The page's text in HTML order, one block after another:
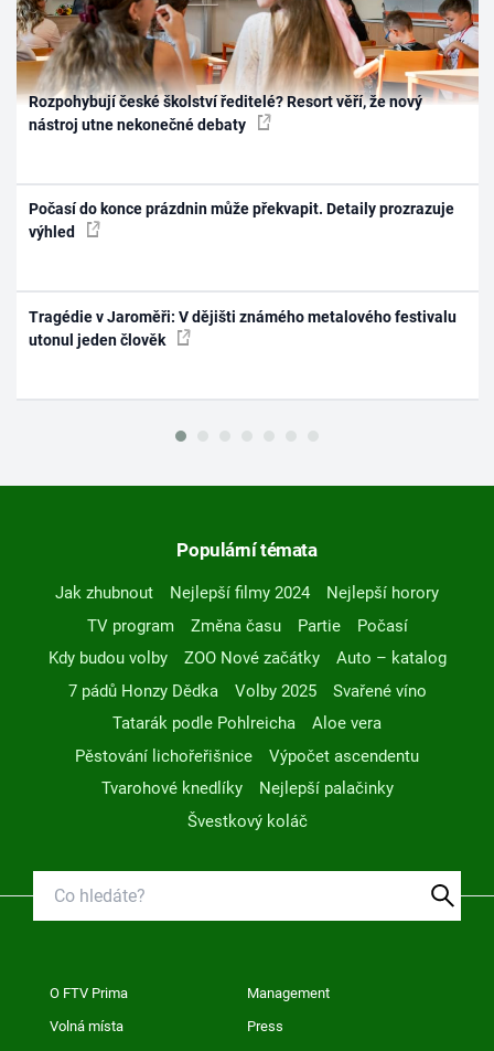
Rozpohybují české školství ředitelé? Resort věří, že nový
nástroj utne nekonečné debaty
Počasí do konce prázdnin může překvapit. Detaily prozrazuje
výhled
Tragédie v Jaroměři: V dějišti známého metalového festivalu
utonul jeden člověk
Populární témata
Jak zhubnout Nejlepší filmy 2024
Nejlepší horory
TV program
Změna času Partie
Počasí
Kdy budou volby
ZOO Nové začátky
Auto – katalog
7 pádů Honzy Dědka
Volby 2025
Svařené víno
Tatarák podle Pohlreicha
Aloe vera
Pěstování lichořeřišnice
Výpočet ascendentu
Tvarohové knedlíky
Nejlepší palačinky
Švestkový koláč
O FTV Prima Management
Volná místa Press